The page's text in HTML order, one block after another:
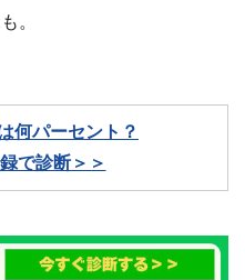
。
何パーセント？
で診断＞＞